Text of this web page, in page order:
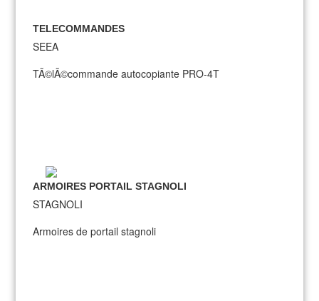
TELECOMMANDES
SEEA
TÃ©lÃ©commande autocopiante PRO-4T
ARMOIRES PORTAIL STAGNOLI
STAGNOLI
Armoires de portail stagnoli